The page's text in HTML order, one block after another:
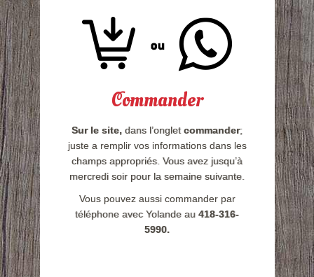
Commander
Sur le site, dans l’ongletcommander;
juste a remplir vos informations dans les
champs appropriés. Vous avez jusqu’à
mercredi soir pour la semaine suivante.
Vous pouvez aussi commander par
téléphone avec Yolande au 418-316-
5990.